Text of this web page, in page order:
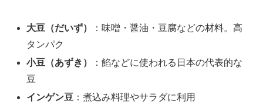
大豆（だいず）
：味噌・醤油・豆腐などの材料。高
タンパク
小豆（あずき）
：餡などに使われる日本の代表的な
豆
インゲン豆 ：煮込み料理やサラダに利用